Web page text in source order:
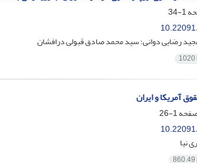
1-34
رضایی دوانی؛ سید محمد صادق قبولی درافشان
1020
آمریکا و ایران
1-26
نیا
860.49